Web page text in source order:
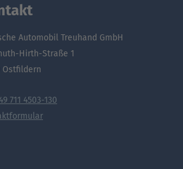
Automobil Treuhand GmbH
Hirth-Straße 1
Ostfildern
711 4503-130